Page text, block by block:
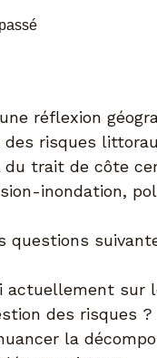
réflexion
des risques
du trait de côte
inondation,
questions
actuellement sur
des risques ?
la